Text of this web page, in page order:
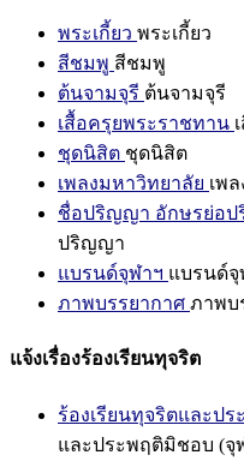
พระเกี้ยว พระเกี้ยว
สีชมพู สีชมพู
ต้นจามจุรี ต้นจามจุรี
เสื้อครุยพระราชทาน
ชุดนิสิต ชุดนิสิต
เพลงมหาวิทยาลัย เพ
ชื่อปริญญา อักษรย่อ
ปริญญา
แบรนด์จุฬาฯ แบรนด์จุ
ภาพบรรยากาศ ภาพบ
แจ้งเรื่องร้องเรียนทุจริต
ร้องเรียนทุจริตและป
และประพฤติมิชอบ (จุ